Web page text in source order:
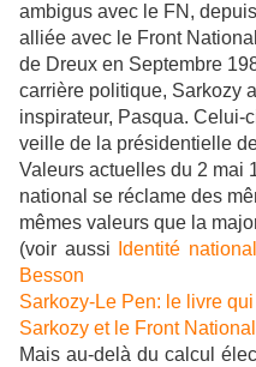
ambigus avec le FN,
alliée avec le Front
de Dreux en Septembre
carrière politique, Sarkozy
inspirateur, Pasqua. Celui-
veille de la présidentielle
Valeurs actuelles du 2 mai
national se réclame des
mêmes valeurs que la
(voir aussi
Identité
Besson
Sarkozy-Le Pen: le livre
Sarkozy et le Front
Mais au-delà du calcul